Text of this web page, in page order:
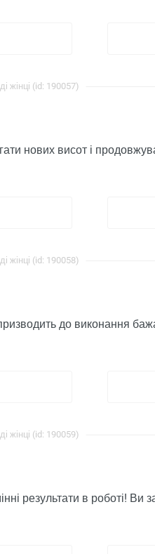
жінці (id: 190057)
нових висот і
жінці (id: 190058)
до виконання
жінці (id: 190059)
результати в роботі! Ви